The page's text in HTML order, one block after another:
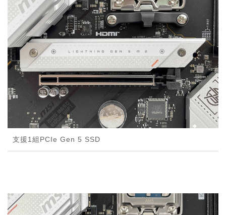
支援1組PCIe Gen 5 SSD